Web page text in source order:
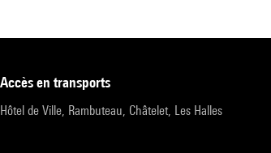
accès en transports
Hôtel de Ville, Rambuteau, Châtelet, Les Halles